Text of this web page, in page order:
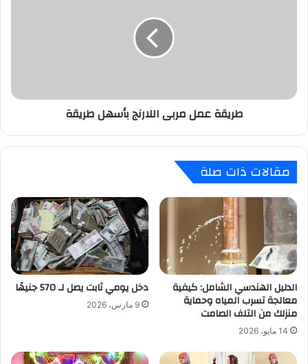
طريقة عمل مربى اللارنج بأسهل طريقة
مقالات ذات صلة
الدليل الهندسي الشامل: كيفية
معالجة تسرب المياه وحماية
منزلك من التلف الصامت
14 مايو، 2026
دخل يومي ثابت يصل لـ 570 جنيهًا
9 مارس، 2026